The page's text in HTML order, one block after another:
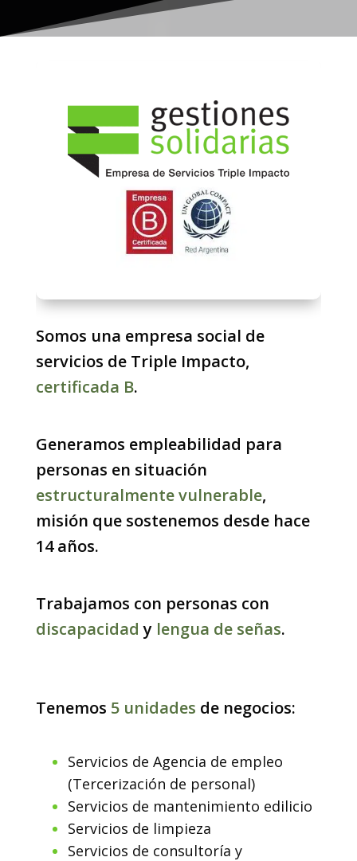
Somos una empresa social de
servicios de Triple Impacto,
certificada B.
Generamos empleabilidad para
personas en situación
estructuralmente vulnerable,
misión que sostenemos desde hace
14 años.
Trabajamos con personas con
discapacidad y lengua de señas.
Tenemos 5 unidades de negocios:
Servicios de Agencia de empleo
(Tercerización de personal)
Servicios de mantenimiento edilicio
Servicios de limpieza
Servicios de consultoría y